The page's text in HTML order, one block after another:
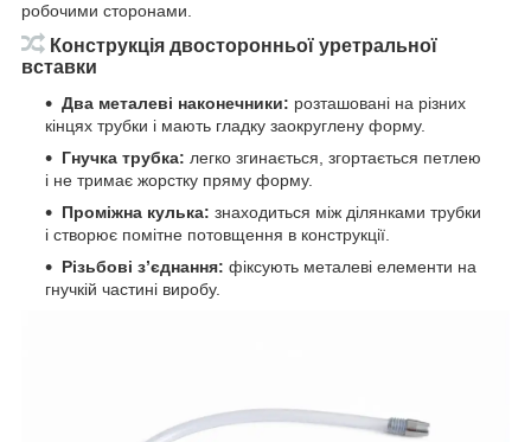
робочими сторонами.
Конструкція двосторонньої уретральної
вставки
Два металеві наконечники: розташовані на різних
кінцях трубки і мають гладку заокруглену форму.
Гнучка трубка: легко згинається, згортається петлею
і не тримає жорстку пряму форму.
Проміжна кулька: знаходиться між ділянками трубки
і створює помітне потовщення в конструкції.
Різьбові з’єднання: фіксують металеві елементи на
гнучкій частині виробу.